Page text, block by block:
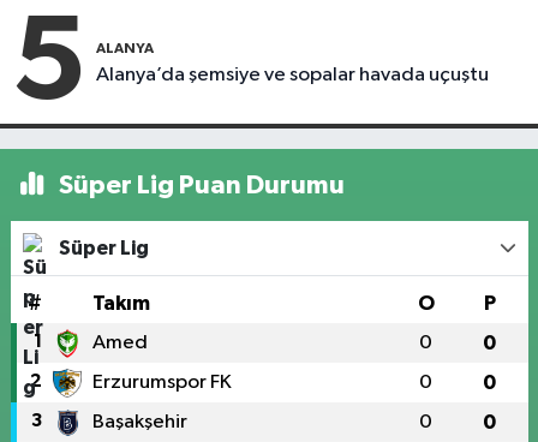
5 ALANYA
Alanya’da şemsiye ve sopalar havada uçuştu
Süper Lig Puan Durumu
Süper Lig
# Takım O P
1 Amed 0 0
2 Erzurumspor FK 0 0
3 Başakşehir 0 0